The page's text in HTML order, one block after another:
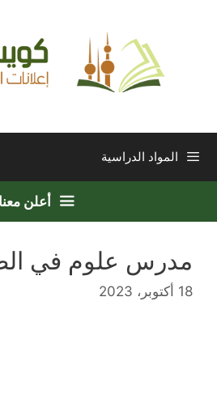
المواد الدراسية
أعلن معنا
مدرس علوم في
18 أكتوبر، 2023